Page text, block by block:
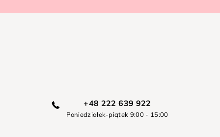
+48 222 639 922
Poniedziałek-piątek 9:00 - 15:00